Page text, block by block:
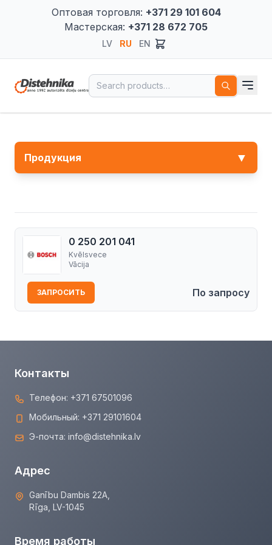
Оптовая торговля: +371 29 101 604
Мастерская: +371 28 672 705
LV RU EN
Search for:
Продукция ▼
0 250 201 041
Kvēlsvece
Vācija
По запросу
ЗАПРОСИТЬ
Контакты
Телефон: +371 67501096
Мобильный: +371 29101604
Э-почта: info@distehnika.lv
Адрес
Ganību Dambis 22A,
Rīga, LV-1045
Время работы